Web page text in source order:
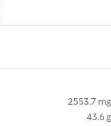
2553.7 mg
43.6 g